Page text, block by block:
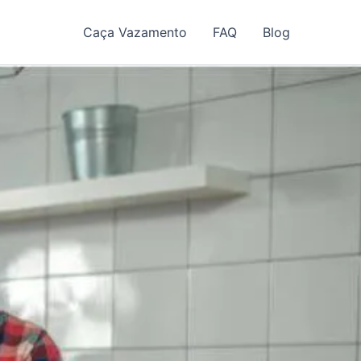
Caça Vazamento FAQ Blog